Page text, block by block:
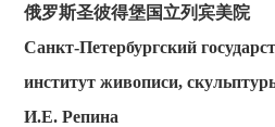
俄罗斯圣彼得堡国立列宾美院
Санкт-Петербургский
институт живописи,
И.Е. Репина